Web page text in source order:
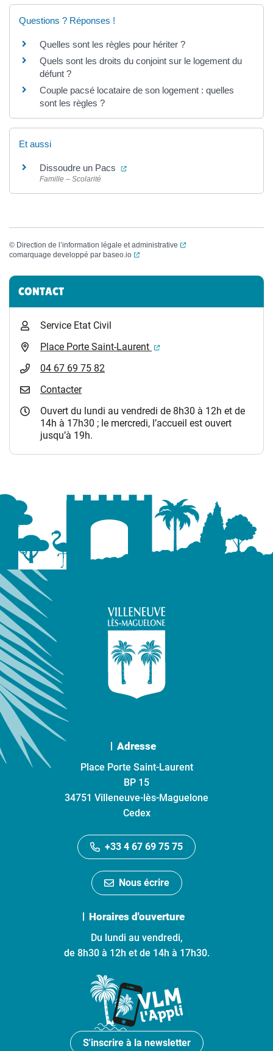
Questions ? Réponses !
Quelles sont les règles pour hériter ?
Quels sont les droits du conjoint sur le logement du
défunt ?
Couple pacsé locataire de son logement : quelles
sont les règles ?
Et aussi
Dissoudre un Pacs (ouverture dans un nouvel onglet)
Famille – Scolarité
© Direction de l’information légale et administrative
(ouverture dans un
comarquage developpé par baseo.io (ouverture dans un nouvel onglet)
Informations complémentaires
CONTACT
Service Etat Civil
Place Porte Saint-Laurent
(ouverture dans un
04 67 69 75 82
Contacter
Ouvert du lundi au vendredi de 8h30 à 12h et de
14h à 17h30 ; le mercredi, l’accueil est ouvert
jusqu’à 19h.
Adresse
Place Porte Saint-Laurent
BP 15
34751 Villeneuve-lès-Maguelone
Cedex
+33 4 67 69 75 75
Nous écrire
Horaires d'ouverture
Du lundi au vendredi,
de 8h30 à 12h et de 14h à 17h30.
S'inscrire à la newsletter